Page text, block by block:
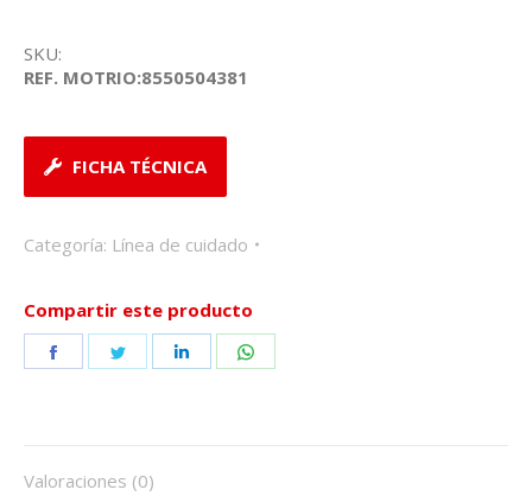
SKU:
REF. MOTRIO:8550504381
FICHA TÉCNICA
Categoría: Línea de cuidado
Compartir este producto
Share
Share
Share
Valoraciones (0)